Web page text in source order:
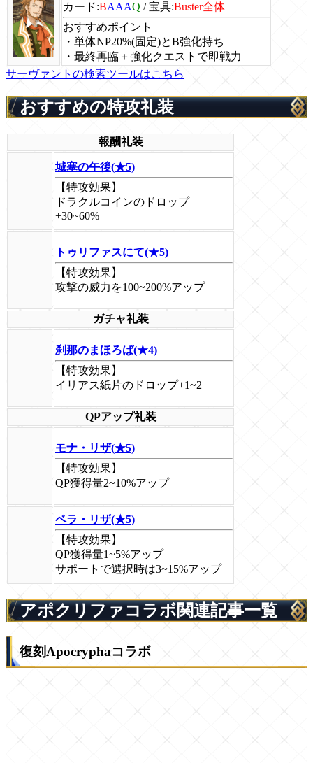
カード:BAAAQ /宝具:Buster全体
おすすめポイント
・単体NP20%(固定)とB強化持ち
・最終再臨＋強化クエストで即戦力
サーヴァントの検索ツールはこちら
おすすめの特攻礼装
報酬礼装
城塞の午後(★5)
【特攻効果】
ドラクルコインのドロップ
+30~60%
トゥリファスにて(★5)
【特攻効果】
攻撃の威力を100~200%アップ
ガチャ礼装
刹那のまほろば(★4)
【特攻効果】
イリアス紙片のドロップ+1~2
QPアップ礼装
モナ・リザ(★5)
【特攻効果】
QP獲得量2~10%アップ
ベラ・リザ(★5)
【特攻効果】
QP獲得量1~5%アップ
サポートで選択時は3~15%アップ
アポクリファコラボ関連記事一覧
復刻Apocryphaコラボ